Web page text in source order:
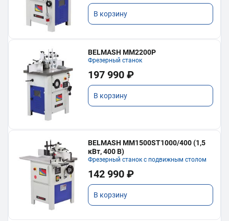
В корзину
BELMASH MM2200P
Фрезерный станок
197 990 ₽
В корзину
BELMASH MM1500ST1000/400 (1,5
кВт, 400 В)
Фрезерный станок с подвижным столом
142 990 ₽
В корзину